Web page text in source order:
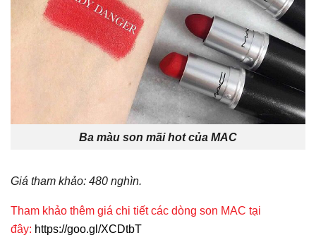
Ba màu son mãi hot của MAC
Giá tham khảo: 480 nghìn.
Tham khảo thêm giá chi tiết các dòng son MAC tại
đây: https://goo.gl/XCDtbT